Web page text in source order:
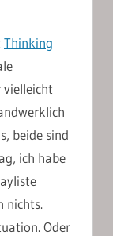
Thinking
vielleicht
beide sind
ich habe
nichts.
Oder